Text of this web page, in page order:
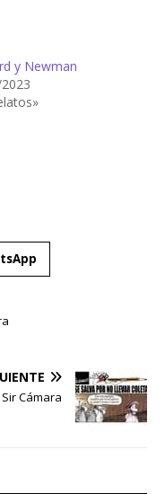
y Newman
Cámara